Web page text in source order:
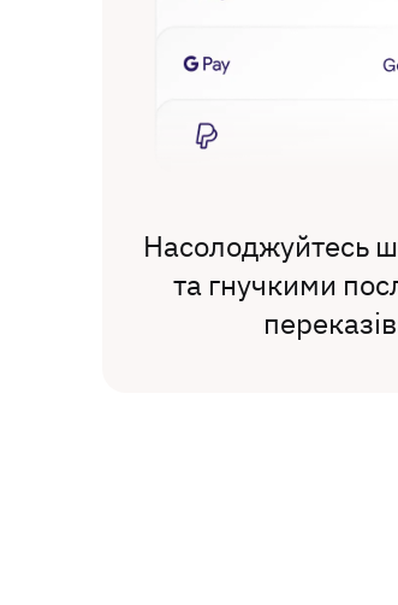
Насолоджуйтесь
та гнучкими
переказів